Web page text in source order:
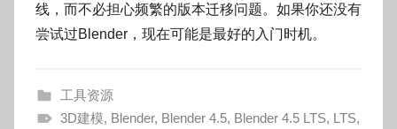
线，而不必担心频繁的版本迁移问题。如果你还没有
尝试过Blender，现在可能是最好的入门时机。
工具资源
3D建模, Blender, Blender 4.5, Blender 4.5 LTS, LTS,